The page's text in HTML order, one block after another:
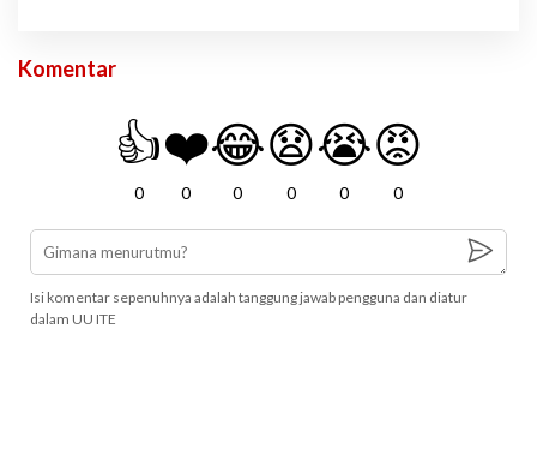
Komentar
👍
0
❤️
0
😂
0
😧
0
😭
0
😡
0
Isi komentar sepenuhnya adalah tanggung jawab pengguna dan diatur
dalam UU ITE